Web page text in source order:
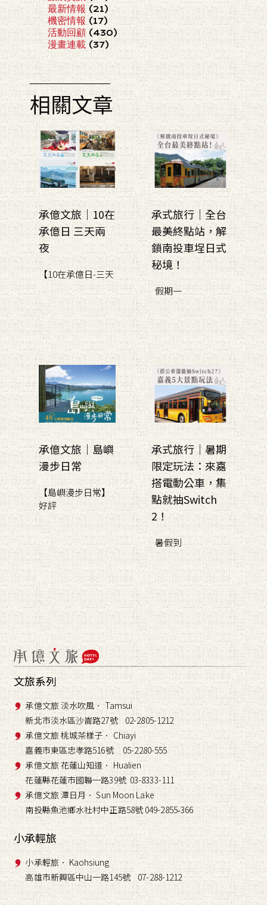
最新情報 (21)
機密情報(17)
活動回顧 (430)
漫畫連載 (37)
相關文章
承億文旅｜10在
承億日 三天兩
夜
【10在承億日-三天
承式旅行｜全台
最美終點站，解
鎖南投車埕日式
秘境！
假期一
承億文旅｜島嶼
漫步日常
【島嶼漫步日常】
好評
承式旅行｜暑期
限定玩法：來嘉
搭電動公車，集
點就抽Switch
2！
暑假到
文旅系列
承億文旅 淡水吹風． Tamsui
新北市淡水區沙崙路27號 02-2805-1212
承億文旅 桃城茶樣子． Chiayi
嘉義市東區忠孝路516號 05-2280-555
承億文旅 花蓮山知道． Hualien
花蓮縣花蓮市國聯一路39號 03-8333-111
承億文旅 潭日月． Sun Moon Lake
南投縣魚池鄉水社村中正路58號 049-2855-366
小承輕旅
小承輕旅． Kaohsiung
高雄市新興區中山一路145號 07-288-1212